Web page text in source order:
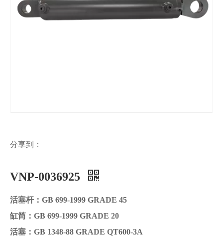
分享到：
VNP-0036925
活塞杆：GB 699-1999 GRADE 45
缸筒：GB 699-1999 GRADE 20
活塞：GB 1348-88 GRADE QT600-3A